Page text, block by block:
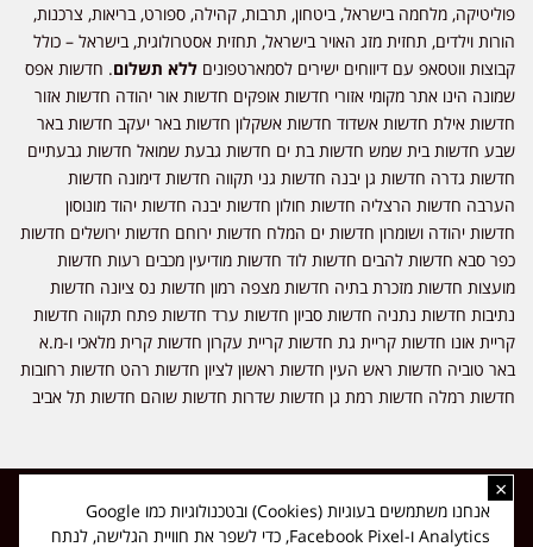
פוליטיקה, מלחמה בישראל, ביטחון, תרבות, קהילה, ספורט, בריאות, צרכנות,
הורות וילדים, תחזית מזג האויר בישראל, תחזית אסטרולוגית, בישראל – כולל
קבוצות ווטסאפ עם דיווחים ישירים לסמארטפונים ללא תשלום. חדשות אפס
שמונה הינו אתר מקומי אזורי חדשות אופקים חדשות אור יהודה חדשות אזור
חדשות אילת חדשות אשדוד חדשות אשקלון חדשות באר יעקב חדשות באר
שבע חדשות בית שמש חדשות בת ים חדשות גבעת שמואל חדשות גבעתיים
חדשות גדרה חדשות גן יבנה חדשות גני תקווה חדשות דימונה חדשות
הערבה חדשות הרצליה חדשות חולון חדשות יבנה חדשות יהוד מונוסון
חדשות יהודה ושומרון חדשות ים המלח חדשות ירוחם חדשות ירושלים חדשות
כפר סבא חדשות להבים חדשות לוד חדשות מודיעין מכבים רעות חדשות
מועצות חדשות מזכרת בתיה חדשות מצפה רמון חדשות נס ציונה חדשות
נתיבות חדשות נתניה חדשות סביון חדשות ערד חדשות פתח תקווה חדשות
קריית אונו חדשות קריית גת חדשות קריית עקרון חדשות קרית מלאכי ו-מ.א
באר טוביה חדשות ראש העין חדשות ראשון לציון חדשות רהט חדשות רחובות
חדשות רמלה חדשות רמת גן חדשות שדרות חדשות שוהם חדשות תל אביב
כל הזכויות שמורות ל-ליזה ללוצאשווילי - חדשות אפס שמונה - דיווחים בזמן
אמת, נוסד בשנת 2019 | טל' לפרסומים 054-9759222 מייל מערכת
×
אנחנו משתמשים בעוגיות (Cookies) ובטכנולוגיות כמו Google
Analytics ו-Facebook Pixel, כדי לשפר את חוויית הגלישה, לנתח